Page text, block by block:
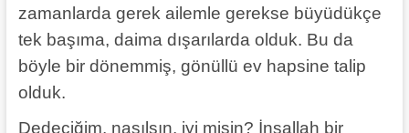
zamanlarda gerek ailemle gerekse büyüdükçe
tek başıma, daima dışarılarda olduk. Bu da
böyle bir dönemmiş, gönüllü ev hapsine talip
olduk.
Dedeciğim, nasılsın, iyi misin? İnşallah bir